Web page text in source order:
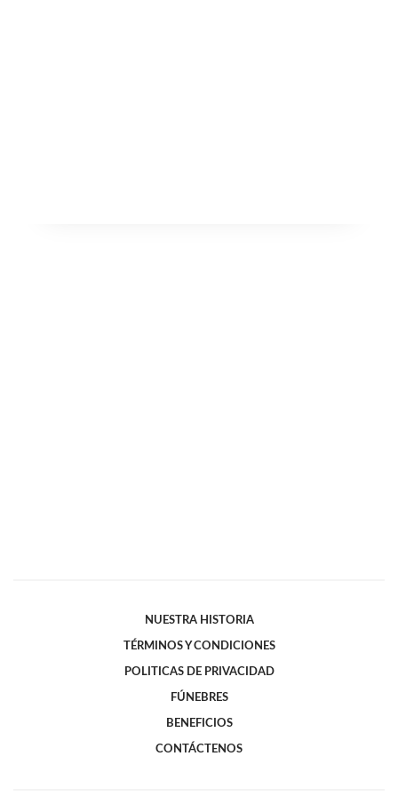
NUESTRA HISTORIA
TÉRMINOS Y CONDICIONES
POLITICAS DE PRIVACIDAD
FÚNEBRES
BENEFICIOS
CONTÁCTENOS